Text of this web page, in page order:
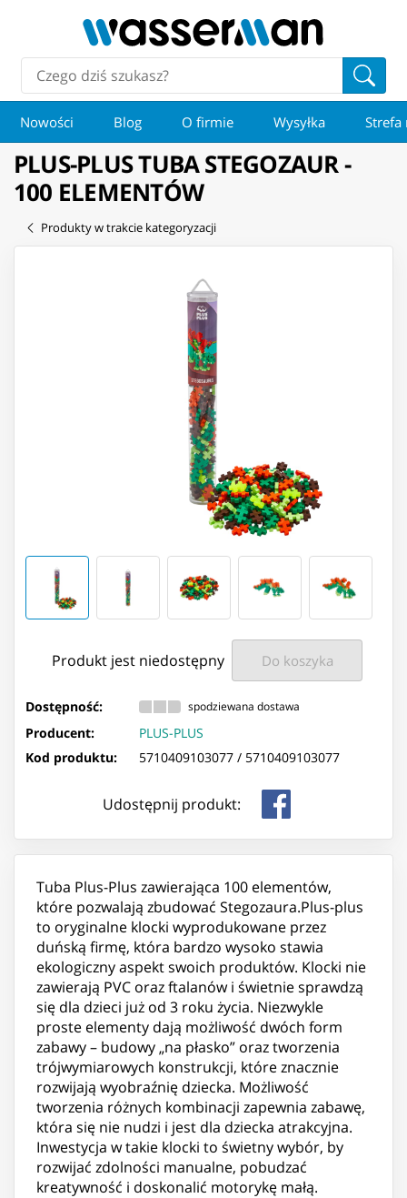
Nowości Blog O firmie Wysyłka Strefa
PLUS-PLUS TUBA STEGOZAUR -
100 ELEMENTÓW
Produkty w trakcie kategoryzacji
Produkt jest niedostępny Do koszyka
Dostępność: spodziewana dostawa
Producent:
PLUS-PLUS
Kod produktu:
5710409103077 / 5710409103077
Udostępnij produkt:
Tuba Plus-Plus zawierająca 100 elementów,
które pozwalają zbudować Stegozaura.Plus-plus
to oryginalne klocki wyprodukowane przez
duńską firmę, która bardzo wysoko stawia
ekologiczny aspekt swoich produktów. Klocki nie
zawierają PVC oraz ftalanów i świetnie sprawdzą
się dla dzieci już od 3 roku życia. Niezwykle
proste elementy dają możliwość dwóch form
zabawy – budowy „na płasko” oraz tworzenia
trójwymiarowych konstrukcji, które znacznie
rozwijają wyobraźnię dziecka. Możliwość
tworzenia różnych kombinacji zapewnia zabawę,
która się nie nudzi i jest dla dziecka atrakcyjna.
Inwestycja w takie klocki to świetny wybór, by
rozwijać zdolności manualne, pobudzać
kreatywność i doskonalić motorykę małą.